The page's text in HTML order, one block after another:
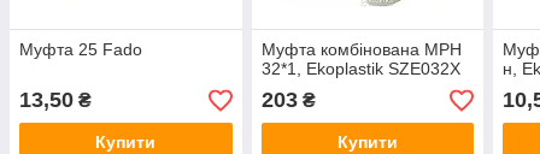
Муфта 25 Fado
13,50 ₴
Купити
Муфта комбінована МРН
32*1, Ekoplastik SZE032X
203₴
Купити
н,